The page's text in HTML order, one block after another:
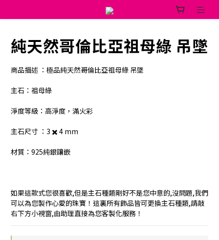
純天然哥倫比亞祖母綠 吊墜
商品描述 ：極品純天然哥倫比亞祖母綠 吊墜
主石：祖母綠
淨度等級：高淨度，滿火彩
主石尺寸 ：3 ✖️ 4 mm
材質：925純銀鑲嵌
如果這款式您很喜歡,但是主石種類剛好不是您中意的,沒問題,我們
可以為您製作心愛的珠寶！這裏所有飾品皆可更換主石種類,請敲
右下方小視窗,由助理直接為您客製化服務！